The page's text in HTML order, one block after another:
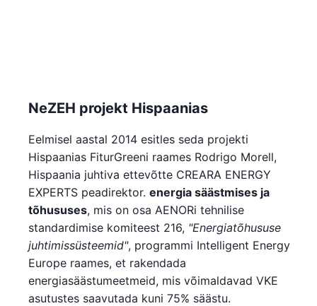
NeZEH projekt Hispaanias
Eelmisel aastal 2014 esitles seda projekti
Hispaanias FiturGreeni raames Rodrigo Morell,
Hispaania juhtiva ettevõtte CREARA ENERGY
EXPERTS peadirektor. energia säästmises ja
tõhususes, mis on osa AENORi tehnilise
standardimise komiteest 216, "Energiatõhususe
juhtimissüsteemid", programmi Intelligent Energy
Europe raames, et rakendada
energiasäästumeetmeid, mis võimaldavad VKE
asutustes saavutada kuni 75% säästu.